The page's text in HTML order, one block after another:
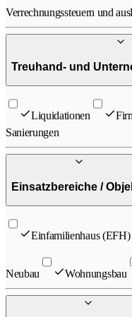
Verrechnungssteuern und
Treuhand- und
Liquidationen
Sanierungen
Einsatzbereiche /
Einfamilienhaus (EFH)
Neubau Wohnungsbau